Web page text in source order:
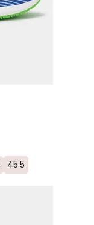
45.5